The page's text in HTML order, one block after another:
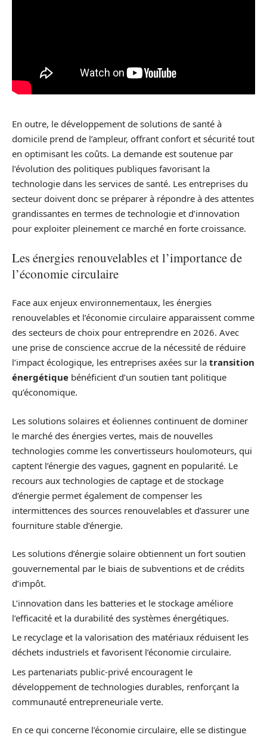
En outre, le développement de solutions de santé à
domicile prend de l’ampleur, offrant confort et sécurité tout
en optimisant les coûts. La demande est soutenue par
l’évolution des politiques publiques favorisant la
technologie dans les services de santé. Les entreprises du
secteur doivent donc se préparer à répondre à des attentes
grandissantes en termes de technologie et d’innovation
pour exploiter pleinement ce marché en forte croissance.
Les énergies renouvelables et l’importance de
l’économie circulaire
Face aux enjeux environnementaux, les énergies
renouvelables et l’économie circulaire apparaissent comme
des secteurs de choix pour entreprendre en 2026. Avec
une prise de conscience accrue de la nécessité de réduire
l’impact écologique, les entreprises axées sur la transition
énergétique bénéficient d’un soutien tant politique
qu’économique.
Les solutions solaires et éoliennes continuent de dominer
le marché des énergies vertes, mais de nouvelles
technologies comme les convertisseurs houlomoteurs, qui
captent l’énergie des vagues, gagnent en popularité. Le
recours aux technologies de captage et de stockage
d’énergie permet également de compenser les
intermittences des sources renouvelables et d’assurer une
fourniture stable d’énergie.
Les solutions d’énergie solaire obtiennent un fort soutien
gouvernemental par le biais de subventions et de crédits
d’impôt.
L’innovation dans les batteries et le stockage améliore
l’efficacité et la durabilité des systèmes énergétiques.
Le recyclage et la valorisation des matériaux réduisent les
déchets industriels et favorisent l’économie circulaire.
Les partenariats public-privé encouragent le
développement de technologies durables, renforçant la
communauté entrepreneuriale verte.
En ce qui concerne l’économie circulaire, elle se distingue